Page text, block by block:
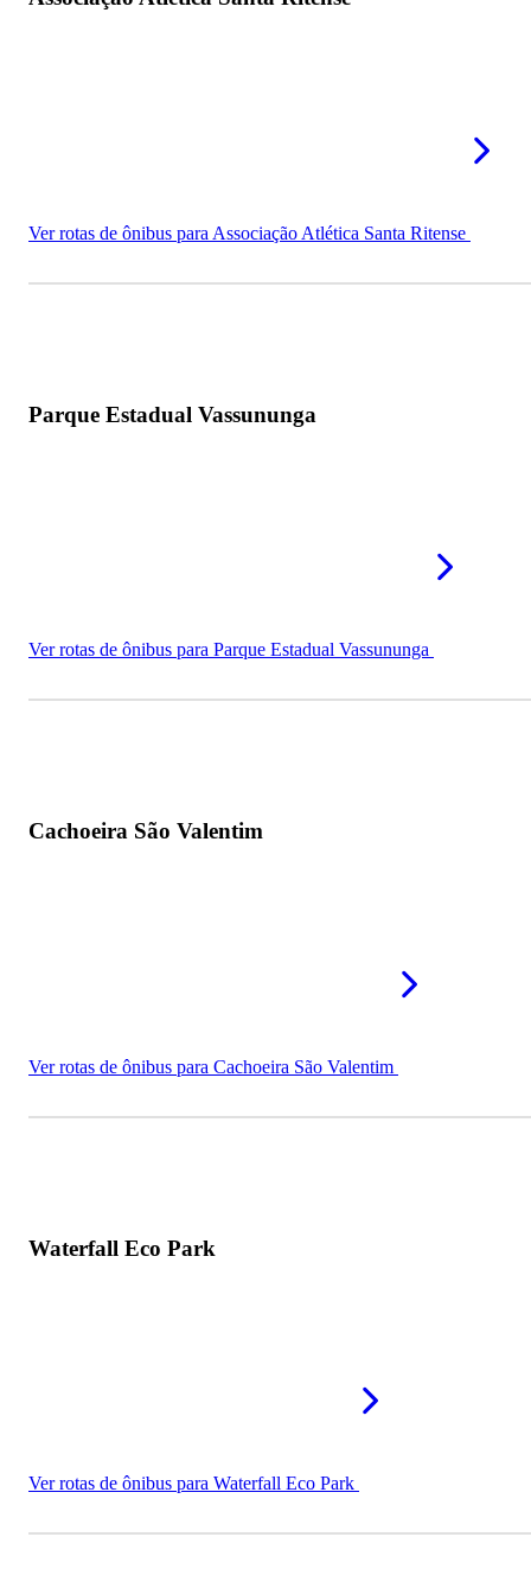
Ver rotas de ônibus para Associação Atlética Santa Ritense
Parque Estadual Vassununga
Ver rotas de ônibus para Parque Estadual Vassununga
Cachoeira São Valentim
Ver rotas de ônibus para Cachoeira São Valentim
Waterfall Eco Park
Ver rotas de ônibus para Waterfall Eco Park